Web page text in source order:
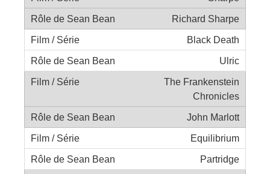
Richard Sharpe
Black Death
Ulric
The Frankenstein
Chronicles
John Marlott
Equilibrium
Partridge